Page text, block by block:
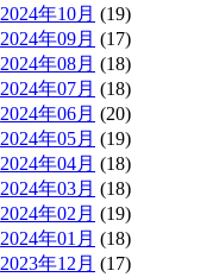
2024年10月 (19)
2024年09月 (17)
2024年08月 (18)
2024年07月 (18)
2024年06月 (20)
2024年05月 (19)
2024年04月 (18)
2024年03月 (18)
2024年02月 (19)
2024年01月 (18)
2023年12月 (17)